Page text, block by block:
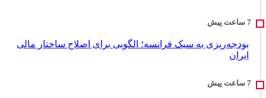
بودجه‌ریزی به سبک فرانسه؛ الگویی برای اصلاح ساختار مالی
ایران